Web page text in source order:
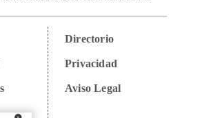
Directorio
Privacidad
Aviso Legal